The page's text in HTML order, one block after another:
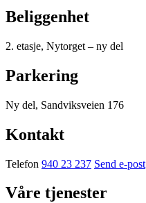
Beliggenhet
2. etasje, Nytorget – ny del
Parkering
Ny del, Sandviksveien 176
Kontakt
Telefon 940 23 237 Send e-post
Våre tjenester